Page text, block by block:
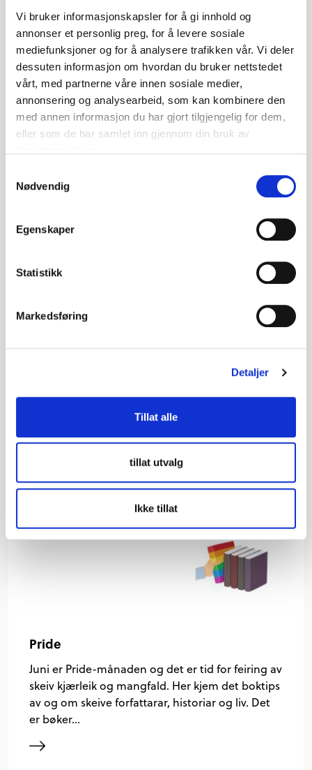
Vi bruker informasjonskapsler for å gi innhold og
annonser et personlig preg, for å levere sosiale
mediefunksjoner og for å analysere trafikken vår. Vi deler
dessuten informasjon om hvordan du bruker nettstedet
vårt, med partnerne våre innen sosiale medier,
annonsering og analysearbeid, som kan kombinere den
med annen informasjon du har gjort tilgjengelig for dem,
eller som de har samlet inn gjennom din bruk av
Nødvendig
Egenskaper
Statistikk
Markedsføring
Detaljer
Tillat alle
tillat utvalg
Ikke tillat
Nils non grata
barneroman om kva som skjer når ein prøver
Pride
Juni er Pride-månaden og det er tid for feiring av
skeiv kjærleik og mangfald. Her kjem det boktips
av og om skeive forfattarar, historiar og liv. Det
er bøker…